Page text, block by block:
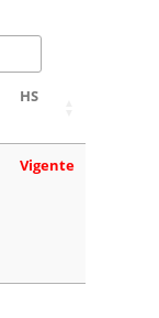
HS
Vigente